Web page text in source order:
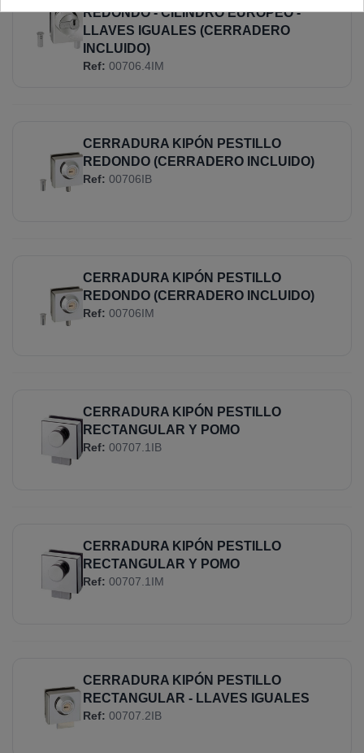
REDONDO - CILINDRO EUROPEO -
LLAVES IGUALES (CERRADERO
INCLUIDO)
Ref: 00706.4IM
CERRADURA KIPÓN PESTILLO
REDONDO (CERRADERO INCLUIDO)
Ref: 00706IB
CERRADURA KIPÓN PESTILLO
REDONDO (CERRADERO INCLUIDO)
Ref: 00706IM
CERRADURA KIPÓN PESTILLO
RECTANGULAR Y POMO
Ref: 00707.1IB
CERRADURA KIPÓN PESTILLO
RECTANGULAR Y POMO
Ref: 00707.1IM
CERRADURA KIPÓN PESTILLO
RECTANGULAR - LLAVES IGUALES
Ref: 00707.2IB